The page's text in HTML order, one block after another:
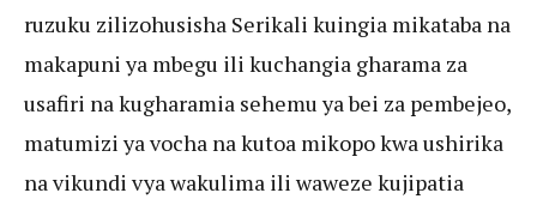
ruzuku zilizohusisha Serikali kuingia mikataba na
makapuni ya mbegu ili kuchangia gharama za
usafiri na kugharamia sehemu ya bei za pembejeo,
matumizi ya vocha na kutoa mikopo kwa ushirika
na vikundi vya wakulima ili waweze kujipatia